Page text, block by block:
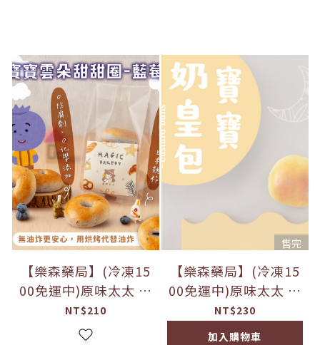
【樂森藥局】(冷凍15
00免運中)原味太太 寶
寶雲朵甜甜圈-藍莓(微
調味)約四顆/包
NT$210
售完
【樂森藥局】(冷凍15
00免運中)原味太太 寶
寶奶皇包 (微調味) 12
M+(約4顆/包)
NT$230
加入購物車